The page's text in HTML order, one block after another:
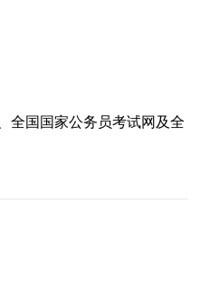
全国国家公务员考试网及全